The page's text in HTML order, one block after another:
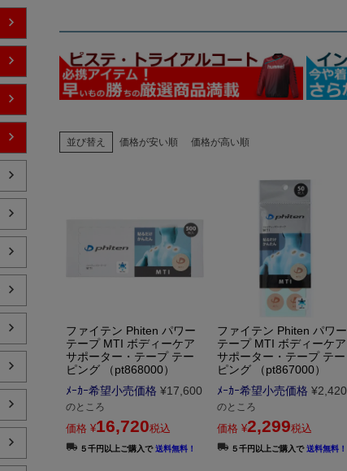
並び替え 価格が安い順 価格が高い順
ファイテン Phiten パワー
テープ MTI ボディーケア
サポーター・テープ テー
ピング （pt868000）
ﾒｰｶｰ希望小売価格 ¥17,600
のところ
価格 ¥16,720税込
５千円以上ご購入で送料無料！
ファイテン Phiten パワー
テープ MTI ボディーケア
サポーター・テープ テー
ピング （pt867000）
ﾒｰｶｰ希望小売価格 ¥2,420
のところ
価格 ¥2,299税込
５千円以上ご購入で送料無料！